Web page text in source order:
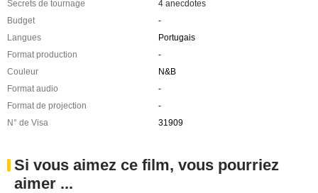
Secrets de tournage
4 anecdotes
Budget
-
Langues
Portugais
Format production
-
Couleur
N&B
Format audio
-
Format de projection
-
N° de Visa
31909
Si vous aimez ce film, vous pourriez
aimer ...